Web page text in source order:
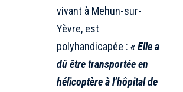
vivant à Mehun-sur-
Yèvre, est
polyhandicapée : « Elle a
dû être transportée en
hélicoptère à l’hôpital de